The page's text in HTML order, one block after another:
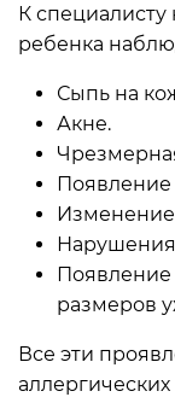
К
ребенка
Сыпь на
Акне.
Нарушения
размеров
Все эти